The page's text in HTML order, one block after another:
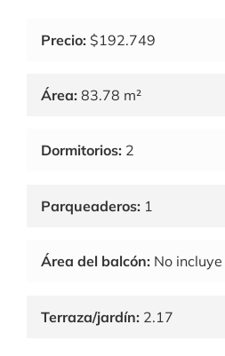
Precio: $192.749
Área: 83.78 m²
Dormitorios: 2
Parqueaderos: 1
Área del balcón: No incluye
Terraza/jardín: 2.17